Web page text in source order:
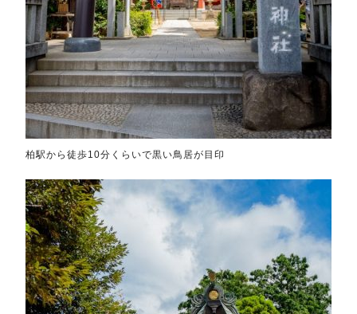
柏駅から徒歩10分くらいで黒い鳥居が目印